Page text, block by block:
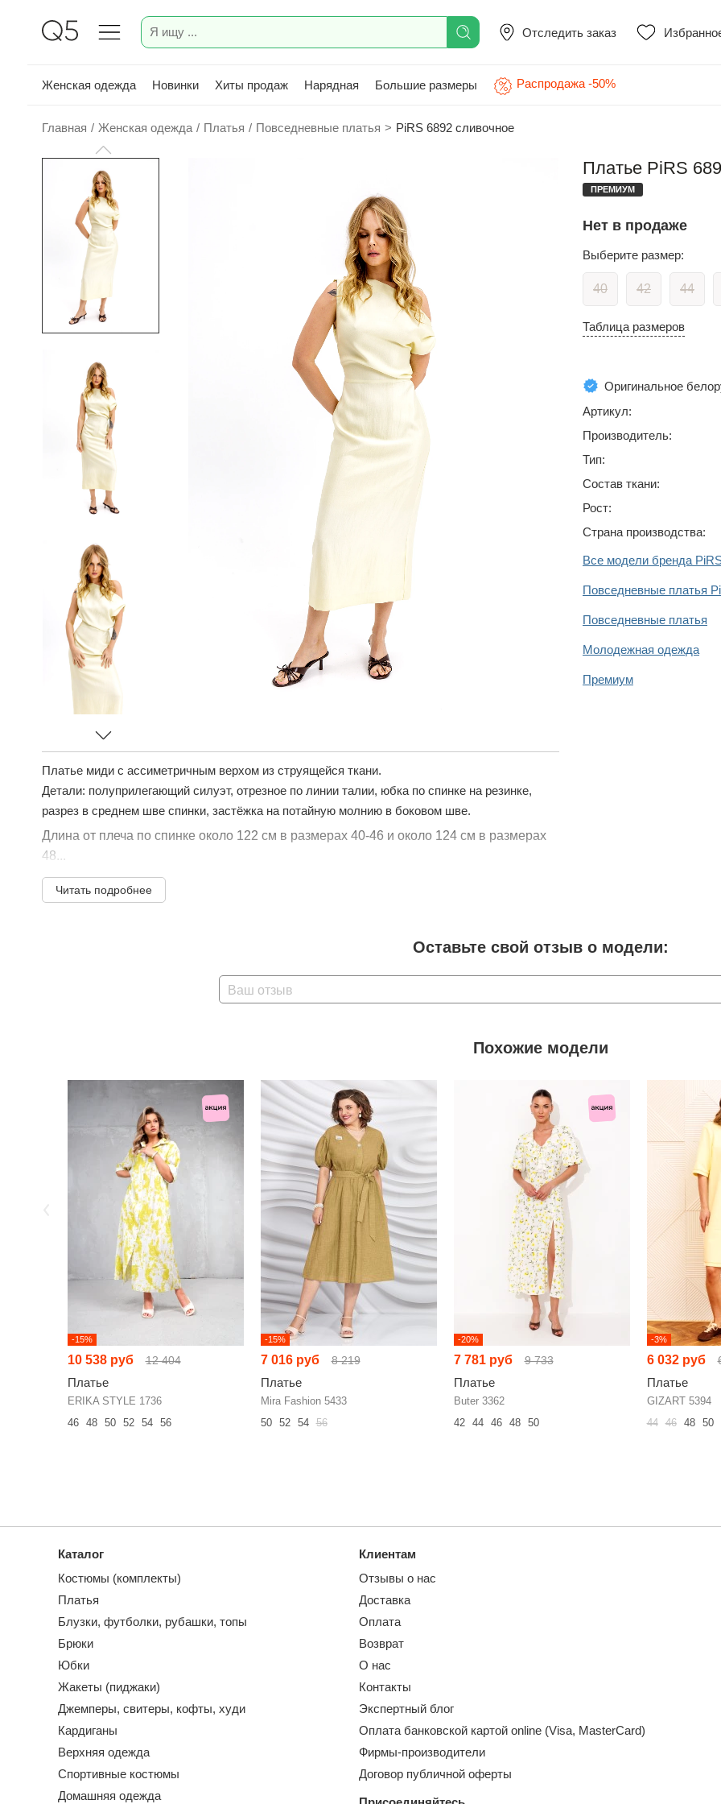
Отследить заказ
Женская одежда Новинки Хиты продаж Нарядная Большие размеры Распродажа -50%
Главная / Женская одежда / Платья / Повседневные платья > PiRS 6892 сливочное
Платье миди с ассиметричным верхом из струящейся ткани.
Детали: полуприлегающий силуэт, отрезное по линии талии, юбка по спинке на резинке,
разрез в среднем шве спинки, застёжка на потайную молнию в боковом шве.
Длина от плеча по спинке около 122 см в размерах 40-46 и около 124 см в размерах
48...
Читать подробнее
Платье PiRS
ПРЕМИУМ
Нет в продаже
Выберите размер:
40 42 44
Таблица размеров
Оригинальное
Артикул:
Производитель:
Тип:
Состав ткани:
Рост:
Страна производства:
Все модели бренда
Повседневные платья
Повседневные платья
Молодежная одежда
Премиум
Оставьте свой отзыв о модели:
Ваш отзыв
Похожие модели
-15%
10 538 руб 12 404
Платье
ERIKA STYLE 1736
46
48 50 52 54 56
-15%
7 016 руб 8 219
Платье
Mira Fashion 5433
50
52 54 56
-20%
7 781 руб 9 733
Платье
Buter 3362
42
44 46 48 50
-3%
6 032 руб
Платье
GIZART 5394
44 46 48 50
Каталог
Костюмы (комплекты)
Платья
Блузки, футболки, рубашки, топы
Брюки
Юбки
Жакеты (пиджаки)
Джемперы, свитеры, кофты, худи
Кардиганы
Верхняя одежда
Спортивные костюмы
Домашняя одежда
Клиентам
Отзывы о нас
Доставка
Оплата
Возврат
О нас
Контакты
Экспертный блог
Оплата банковской картой online (Visa, MasterCard)
Фирмы-производители
Договор публичной оферты